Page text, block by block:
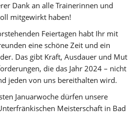
Dank an alle Trainerinnen und
mitgewirkt haben!
Feiertagen habt Ihr mit
eine schöne Zeit und ein
Das gibt Kraft, Ausdauer und Mut
die das Jahr 2024 – nicht
jeden von uns bereithalten wird.
Januarwoche dürfen unsere
Meisterschaft in Bad